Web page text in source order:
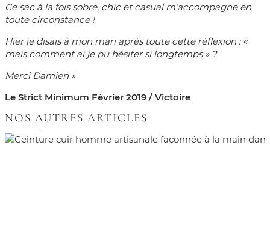
Ce sac à la fois sobre, chic et casual m’accompagne en
toute circonstance !
Hier je disais à mon mari après toute cette réflexion : «
mais comment ai je pu hésiter si longtemps » ?
Merci Damien »
Le Strict Minimum Février 2019 / Victoire
NOS AUTRES ARTICLES